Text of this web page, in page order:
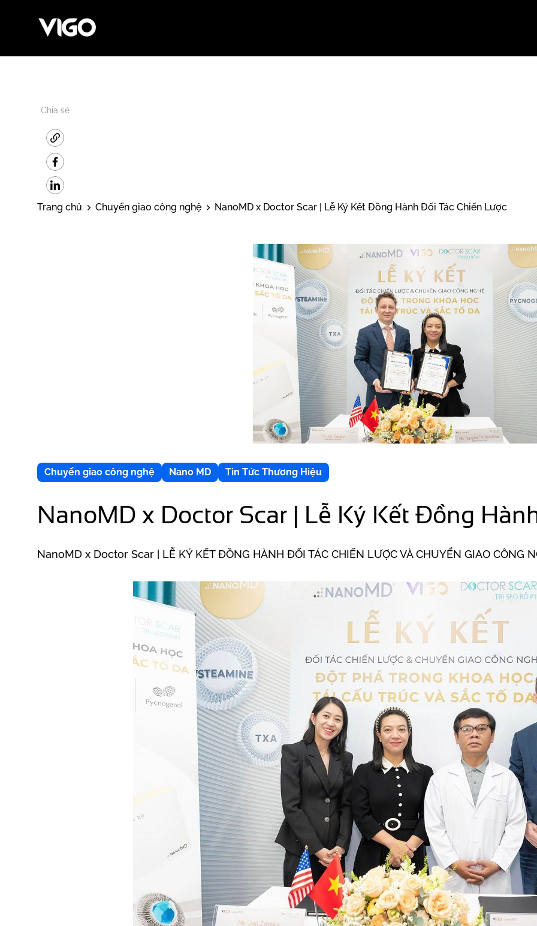
Chia sẻ
Trang chủ Chuyển giao công nghệ NanoMD x Doctor Scar | Lễ Ký Kết Đồng Hành Đối Tác Chiến Lược
Chuyển giao công nghệ Nano MD Tin Tức Thương Hiệu
NanoMD x Doctor Scar | Lễ Ký Kết Đồng
NanoMD x Doctor Scar | LỄ KÝ KẾT ĐỒNG HÀNH ĐỐI TÁC CHIẾN LƯỢC VÀ CHUYỂN GIAO CÔNG